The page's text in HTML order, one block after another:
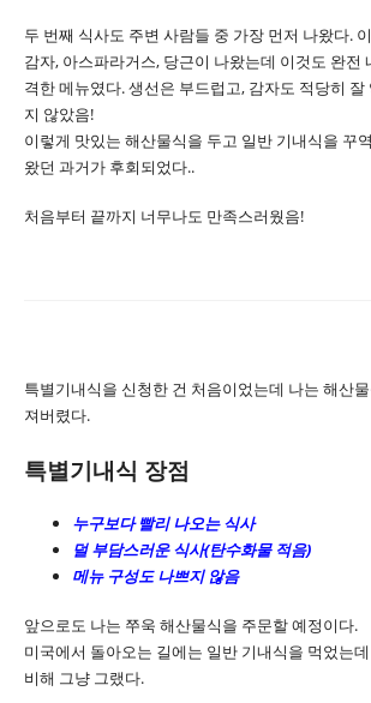
두 번째 식사도 주변 사람들 중 가장 먼저 나왔다.
감자, 아스파라거스, 당근이 나왔는데 이것도 완전
격한 메뉴였다. 생선은 부드럽고, 감자도 적당히
지 않았음!
이렇게 맛있는 해산물식을 두고 일반 기내식을 꾸
왔던 과거가 후회되었다..
처음부터 끝까지 너무나도 만족스러웠음!
특별기내식을 신청한 건 처음이었는데 나는 해산
져버렸다.
특별기내식 장점
누구보다 빨리 나오는 식사
덜 부담스러운 식사(탄수화물 적음)
메뉴 구성도 나쁘지 않음
앞으로도 나는 쭈욱 해산물식을 주문할 예정이다.
미국에서 돌아오는 길에는 일반 기내식을 먹었는
비해 그냥 그랬다.